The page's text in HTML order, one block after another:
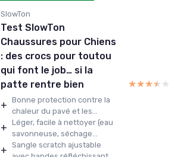
SlowTon
Test SlowTon
Chaussures pour Chiens
: des crocs pour toutou
qui font le job… si la
patte rentre bien
+ Bonne protection contre la
chaleur du pavé et les...
+ Léger, facile à nettoyer (eau
savonneuse, séchage...
+ Sangle scratch ajustable
★★★★★
★★★★★